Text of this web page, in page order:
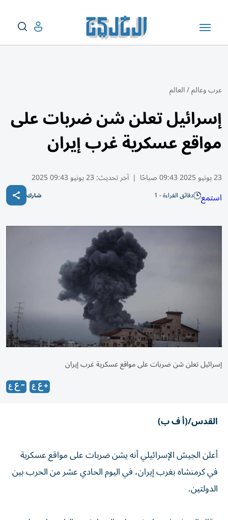
عرب وعالم/العالم
إسرائيل تعلن شن ضربات على
مواقع عسكرية غرب إيران
23 يونيو 2025 09:43 صباحًا | آخر تحديث: 23 يونيو 09:43 2025
استمع دقائق القراءة - 1 شارك
إسرائيل تعلن شن ضربات على مواقع عسكرية غرب إيران
القدس/(أ ف ب)
أعلن الجيش الإسرائيلي أنه يشن ضربات على مواقع عسكرية
في كرمنشاه بغرب إيران، في اليوم الحادي عشر من الحرب بين
الدولتين.